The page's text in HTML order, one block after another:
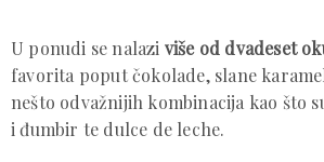
U ponudi se nalazi više od dvadeset
favorita poput čokolade, slane
nešto odvažnijih kombinacija kao što
i đumbir te dulce de leche.